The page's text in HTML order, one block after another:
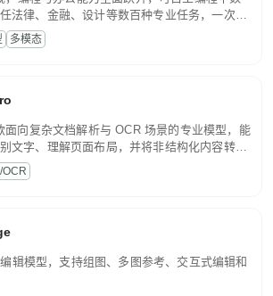
法律、金融、设计等数百种专业任务，一次对
果。原生视觉理解贯穿规划、执行与验证全流
视频的深度语义解析。长程任务中自主规划与
多模态
面向复杂文档解析与 OCR 场景的专业模型，能
文字、理解页面布局，并将非结构化内容转换
次处理的结构化结果。
OCR
辑模型，支持组图、多图参考、交互式编辑和